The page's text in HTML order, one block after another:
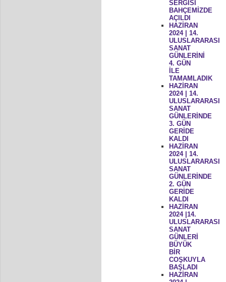
SERGİSİ
BAHÇEMİZDE
AÇILDI
HAZİRAN
2024 | 14.
ULUSLARARASI
SANAT
GÜNLERİNİ
4. GÜN
İLE
TAMAMLADIK
HAZİRAN
2024 | 14.
ULUSLARARASI
SANAT
GÜNLERİNDE
3. GÜN
GERİDE
KALDI
HAZİRAN
2024 | 14.
ULUSLARARASI
SANAT
GÜNLERİNDE
2. GÜN
GERİDE
KALDI
HAZİRAN
2024 |14.
ULUSLARARASI
SANAT
GÜNLERİ
BÜYÜK
BİR
COŞKUYLA
BAŞLADI
HAZİRAN